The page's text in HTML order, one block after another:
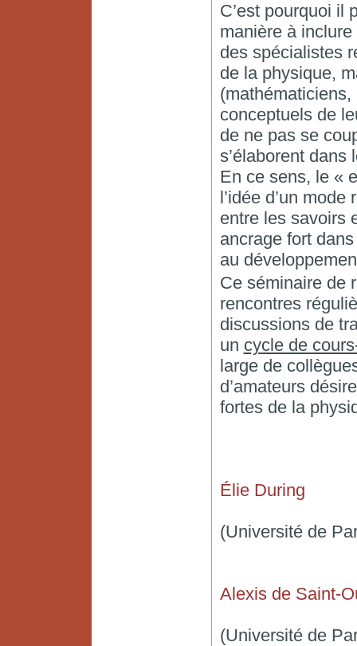
C’est pourquoi il
manière à
des spécialistes
de la physique,
conceptuels de
de ne pas se
s’élaborent
En ce sens, le «
l’idée d’un
entre les savoirs
ancrage fort
au
Ce séminaire de
rencontres
discussions de
un cycle de
large de
d’amateurs
fortes de la
Élie During
(Université de
Alexis de Saint-
(Université de